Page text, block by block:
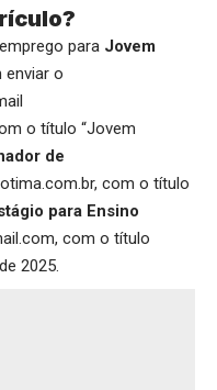
para Jovem
enviar o
o título “Jovem
de
com o título
para Ensino
com o título
2025.